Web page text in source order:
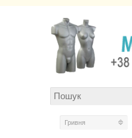
Гривня